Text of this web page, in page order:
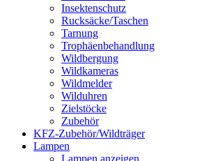
Insektenschutz
Rucksäcke/Taschen
Tarnung
Trophäenbehandlung
Wildbergung
Wildkameras
Wildmelder
Wilduhren
Zielstöcke
Zubehör
KFZ-Zubehör/Wildträger
Lampen
Lampen anzeigen